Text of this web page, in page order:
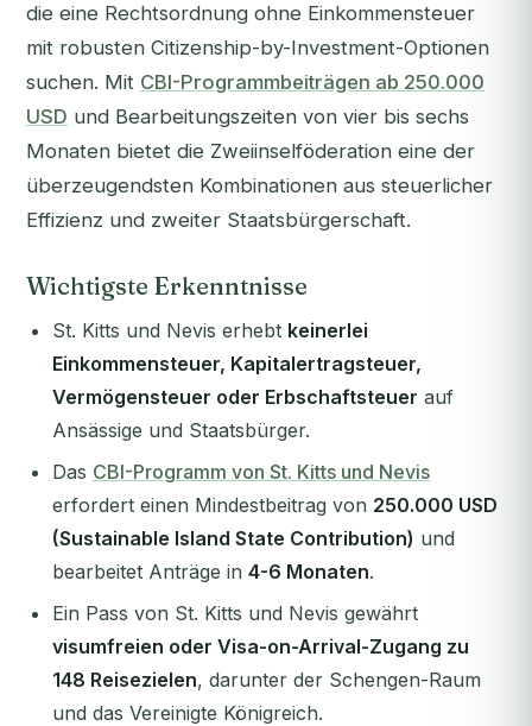
die eine Rechtsordnung ohne Einkommensteuer
mit robusten Citizenship-by-Investment-Optionen
suchen. Mit CBI-Programmbeiträgen ab 250.000
USD und Bearbeitungszeiten von vier bis sechs
Monaten bietet die Zweiinselföderation eine der
überzeugendsten Kombinationen aus steuerlicher
Effizienz und zweiter Staatsbürgerschaft.
Wichtigste Erkenntnisse
St. Kitts und Nevis erhebt keinerlei
Einkommensteuer, Kapitalertragsteuer,
Vermögensteuer oder Erbschaftsteuer auf
Ansässige und Staatsbürger.
Das CBI-Programm von St. Kitts und Nevis
erfordert einen Mindestbeitrag von 250.000 USD
(Sustainable Island State Contribution) und
bearbeitet Anträge in 4-6 Monaten.
Ein Pass von St. Kitts und Nevis gewährt
visumfreien oder Visa-on-Arrival-Zugang zu
148 Reisezielen, darunter der Schengen-Raum
und das Vereinigte Königreich.